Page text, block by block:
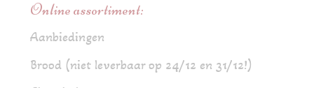
Online assortiment:
Aanbiedingen
Brood (niet leverbaar op 24/12 en 31/12!)